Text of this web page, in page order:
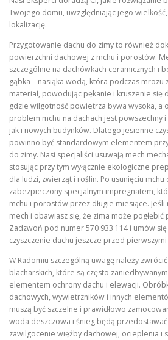
Twojego domu, uwzględniając jego
lokalizację.
Przygotowanie dachu do zimy to również
powierzchni dachowej z mchu i porostów.
szczególnie na dachówkach ceramicznych i
gąbka – nasiąka wodą, która podczas mrozu
materiał, powodując pękanie i kruszenie się
gdzie wilgotność powietrza bywa wysoka, a
problem mchu na dachach jest powszechny
jak i nowych budynków. Dlatego jesienne
powinno być standardowym elementem
do zimy. Nasi specjaliści usuwają mech
stosując przy tym wyłącznie ekologiczne
dla ludzi, zwierząt i roślin. Po usunięciu mchu
zabezpieczony specjalnym impregnatem,
mchu i porostów przez długie miesiące.
mech i obawiasz się, że zima może
Zadzwoń pod numer 570 933 114 i umów
czyszczenie dachu jeszcze przed
W Radomiu szczególną uwagę należy
blacharskich, które są często
elementem ochrony dachu i elewacji.
dachowych, wywietrzników i innych
muszą być szczelne i prawidłowo
woda deszczowa i śnieg będą
zawilgocenie więźby dachowej, ocieplenia i